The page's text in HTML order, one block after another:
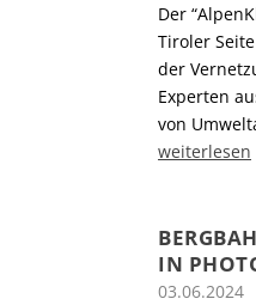
Der
Tiroler
der
Experten
von
weiterlesen
IN
03.06.2024